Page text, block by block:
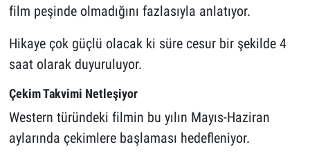
film peşinde olmadığını fazlasıyla anlatıyor.
Hikaye çok güçlü olacak ki süre cesur bir şekilde 4
saat olarak duyuruluyor.
Çekim Takvimi Netleşiyor
Western türündeki filmin bu yılın Mayıs-Haziran
aylarında çekimlere başlaması hedefleniyor.